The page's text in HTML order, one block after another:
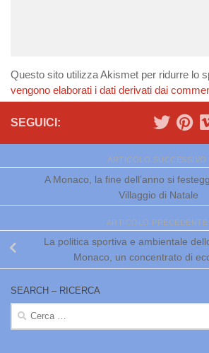
Questo sito utilizza Akismet per ridurre lo
vengono elaborati i dati derivati dai
SEGUICI:
ARTICOLO SUCCESSIVO
A Monaco, la fine dell’anno si
Villaggio di Natale
ARTICOLO PRECEDENTE
La politica sportiva e ambientale
Monaco, un concentrato di
SEARCH – RICERCA
Ricerca